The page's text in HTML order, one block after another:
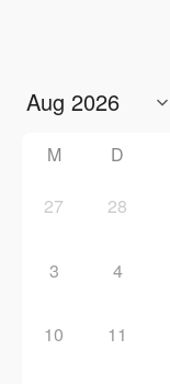
M D
27 28
3 4
10 11